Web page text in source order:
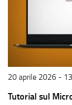
20 aprile 2026 -
Tutorial sul